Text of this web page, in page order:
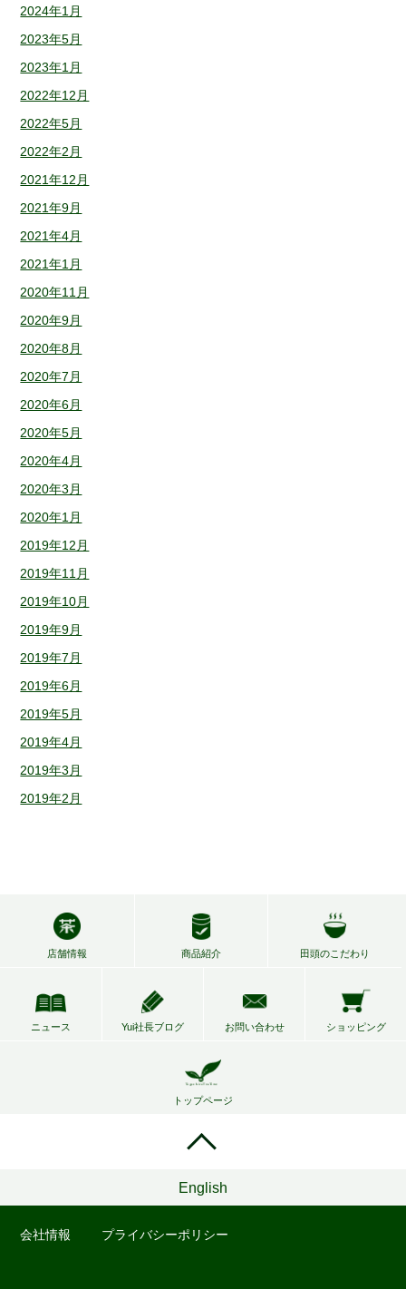
2024年1月
2023年5月
2023年1月
2022年12月
2022年5月
2022年2月
2021年12月
2021年9月
2021年4月
2021年1月
2020年11月
2020年9月
2020年8月
2020年7月
2020年6月
2020年5月
2020年4月
2020年3月
2020年1月
2019年12月
2019年11月
2019年10月
2019年9月
2019年7月
2019年6月
2019年5月
2019年4月
2019年3月
2019年2月
店舗情報 商品紹介 田頭のこだわり
ニュース Yui社長ブログ お問い合わせ ショッピング
トップページ
会社情報 プライバシーポリシー
English